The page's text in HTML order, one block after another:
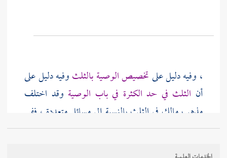
، وفيه دليل علىتخصيص الوصية بالثلثوفيه دليل على
أن الثلث في حد الكثرة في باب الوصية وقد اختلف
مذهبمالك في الثلث بالنسبة إلى مسائل متعددة ، ففي
بعضها جعل في حد الكثرة ، وفي بعضها جعل في حد القلة